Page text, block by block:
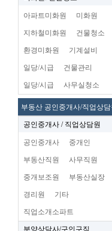
아파트미화원 미화원
지하철미화원 건물청소
환경미화원 기계설비
일당/시급 건물관리
일당/시급 사무실청소
부동산 공인중개사/직업상담
공인중개사 / 직업상담원
공인중개사 중개인
부동산직원 사무직원
중개보조원 부동산실장
경리원 기타
직업소개소파트
분양상담사/구인구직